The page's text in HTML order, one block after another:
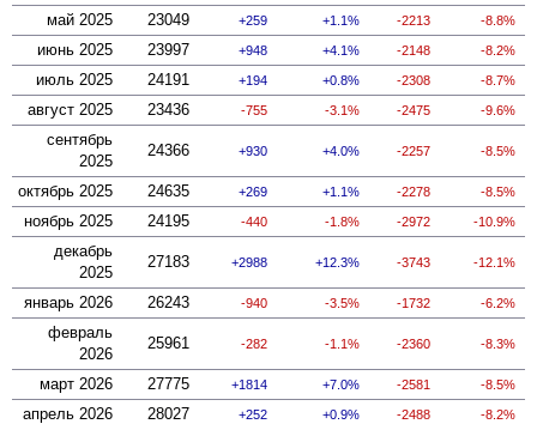
май 2025 23049 259 1.1% -2213 -8.8%
июнь 2025 23997 948 4.1% -2148 -8.2%
июль 2025 24191 194 0.8% -2308 -8.7%
август 2025 23436 -755 -3.1% -2475 -9.6%
сентябрь
2025
24366 930 4.0% -2257 -8.5%
октябрь 2025 24635 269 1.1% -2278 -8.5%
ноябрь 2025 24195 -440 -1.8% -2972 -10.9%
декабрь
2025
27183 2988 12.3% -3743 -12.1%
январь 2026 26243 -940 -3.5% -1732 -6.2%
февраль
2026
25961 -282 -1.1% -2360 -8.3%
март 2026 27775 1814 7.0% -2581 -8.5%
апрель 2026 28027 252 0.9% -2488 -8.2%